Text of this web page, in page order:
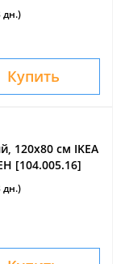
дн.)
Купить
120x80 см IKEA
[104.005.16]
дн.)